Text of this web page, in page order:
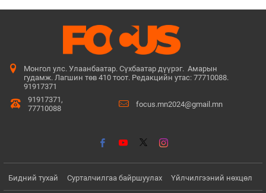
Монгол улс. Улаанбаатар. Сүхбаатар дүүрэг. Амарын
гудамж. Лагшин төв 410 тоот. Редакцийн утас: 77710088.
91917371
91917371,
77710088
focus.mn2024@gmail.mn
Бидний тухай Сурталчилгаа байршуулах Үйлчилгээний нөхцөл